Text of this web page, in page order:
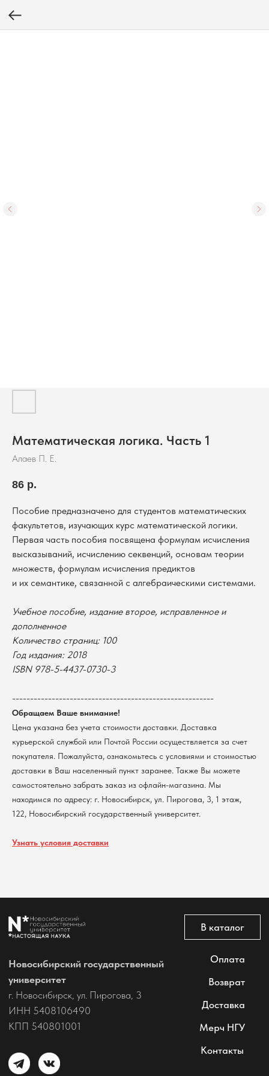
Математическая логика. Часть 1
Алаев П. Е.
86 р.
Пособие предназначено для студентов математических
факультетов, изучающих курс математической логики.
Первая часть пособия посвящена формулам исчисления
высказываний, исчислению секвенций, основам теории
множеств, формулам исчисления предиктов
и их семантике, связанной с алгебраическими системами.
Учебное пособие, издание второе, исправленное и
дополненное
Количество страниц: 100
Год издания: 2018
ISBN 978-5-4437-0730-3
--------------------------------------------------------
Обращаем Ваше внимание!
Цена указана без учета стоимости доставки. Доставка
курьерской службой или Почтой России осуществляется за счет
покупателя. Пожалуйста, ознакомьтесь с условиями и стоимостью
доставки в Ваш населенный пункт заранее. Также Вы можете
самостоятельно забрать заказ из офлайн-магазина. Мы
находимся по адресу: г. Новосибирск, ул. Пирогова, 3, 1 этаж,
122, Новосибирский государственный университет.
Узнать условия доставки
Возврат
Мерч НГУ
@2026 Новосибирский государственный университет.
Политика обработки персональных данных
Согласие на обработку персональных данных
пользователей сайта
университет
г. Новосибирск, ул. Пирогова, 3
КПП 540801001